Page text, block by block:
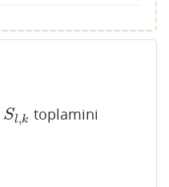
Sl,k
Sl, k toplamini